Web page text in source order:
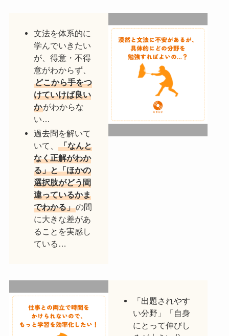
文法を体系的に
学んでいきたい
が、得意・不得
意がわからず、
どこから手をつ
けていけば良い
かがわからな
い…
過去問を解いて
いて、「なんと
なく正解がわか
る」と「ほかの
選択肢がどう間
違っているかま
でわかる」の間
に大きな差があ
ることを実感し
ている…
「出題されやす
い分野」「自身
にとって伸びし